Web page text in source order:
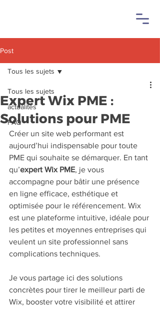
Post
Tous les sujets
actualités
FAQ
Tous les sujets
Expert Wix PME :
Solutions pour PME
Créer un site web performant est
aujourd’hui indispensable pour toute
PME qui souhaite se démarquer. En tant
qu’expert Wix PME, je vous
accompagne pour bâtir une présence
en ligne efficace, esthétique et
optimisée pour le référencement. Wix
est une plateforme intuitive, idéale pour
les petites et moyennes entreprises qui
veulent un site professionnel sans
complications techniques.
Je vous partage ici des solutions
concrètes pour tirer le meilleur parti de
Wix, booster votre visibilité et attirer